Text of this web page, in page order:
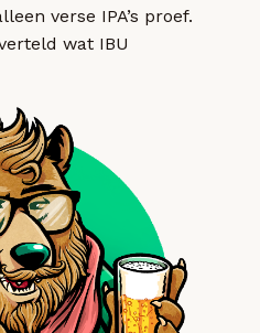
verse IPA’s proef.
wat IBU